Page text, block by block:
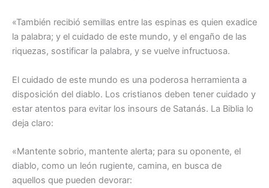
«También recibió semillas entre las espinas es quien exadice
la palabra; y el cuidado de este mundo, y el engaño de las
riquezas, sostificar la palabra, y se vuelve infructuosa.
El cuidado de este mundo es una poderosa herramienta a
disposición del diablo. Los cristianos deben tener cuidado y
estar atentos para evitar los insours de Satanás. La Biblia lo
deja claro:
«Mantente sobrio, mantente alerta; para su oponente, el
diablo, como un león rugiente, camina, en busca de
aquellos que pueden devorar: